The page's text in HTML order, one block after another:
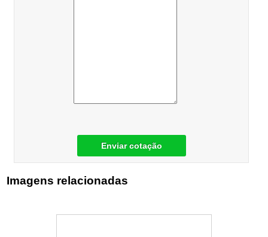
Enviar cotação
Imagens relacionadas